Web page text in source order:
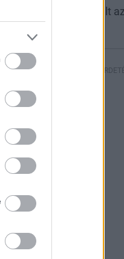
Újabb csarnokkal bővült